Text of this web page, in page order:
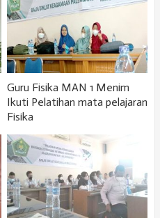
Guru Fisika MAN 1 Menim
Ikuti Pelatihan mata pelajaran
Fisika